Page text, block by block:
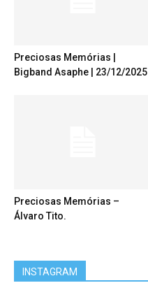
Preciosas Memórias |
Bigband Asaphe | 23/12/2025
Preciosas Memórias –
Álvaro Tito.
INSTAGRAM